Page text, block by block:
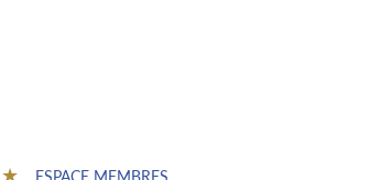
ESPACE MEMBRES